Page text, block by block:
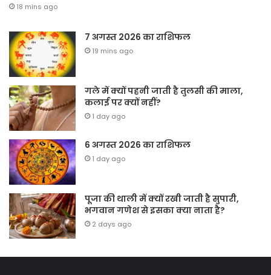
18 mins ago
7 अगस्त 2026 का राशिफल
19 mins ago
गले में क्यों पहनी जाती है तुलसी की माला,
कलाई पर क्यों नहीं?
1 day ago
6 अगस्त 2026 का राशिफल
1 day ago
पूजा की थाली में क्यों रखी जाती है सुपारी,
भगवान गणेश से इसका क्या नाता है?
2 days ago